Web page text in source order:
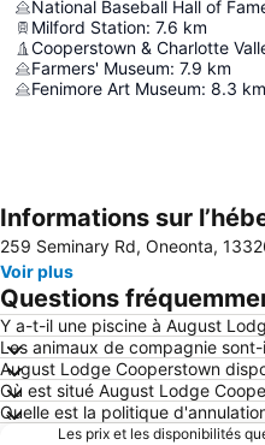
Milford Station: 7.6 km
Farmers' Museum: 7.9 km
Fenimore Art Museum: 8.3 km
Informations sur
259 Seminary Rd, Oneonta,
Voir plus
Questions
Y a-t-il une piscine à August
Les animaux de compagnie
August Lodge Cooperstown
Où est situé August Lodge
Quelle est la politique
Les prix et les disponibilités